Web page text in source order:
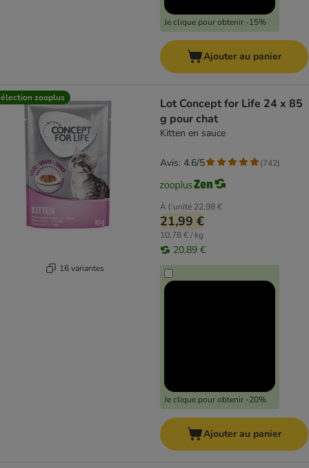
Je clique pour obtenir -15%
Ajouter au panier
zooplus
16 variantes
Lot Concept for Life 24 x 85
g pour chat
Kitten en sauce
À l'unité 22,98 €
21,99 €
10,78 € / kg
20,89 €
Je clique pour obtenir -20%
Avis: 4.6/5 (742)
Ajouter au panier